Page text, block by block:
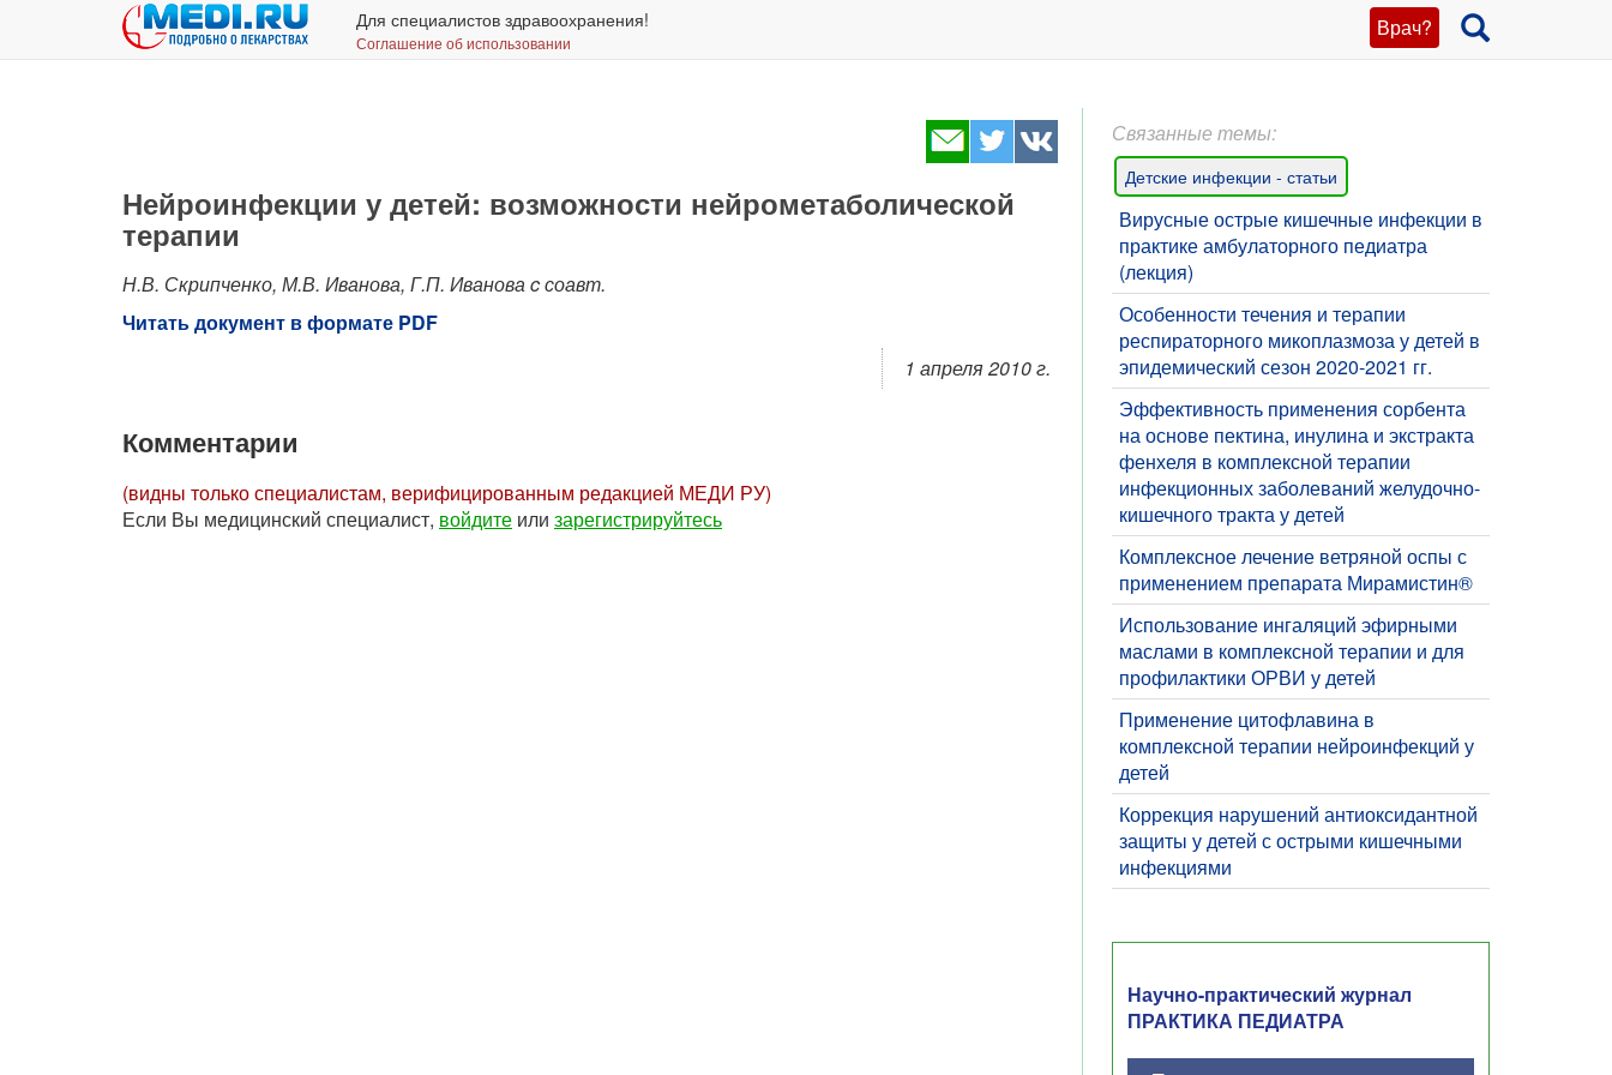
Врач?
Для специалистов здравоохранения!
Соглашение об использовании
Нейроинфекции у детей: возможности нейрометаболической
терапии
Н.В. Скрипченко, М.В. Иванова, Г.П. Иванова c соавт.
Читать документ в формате PDF
1 апреля 2010 г.
Комментарии
(видны только специалистам, верифицированным редакцией МЕДИ РУ)
Если Вы медицинский специалист, войдите или зарегистрируйтесь
Связанные темы:
Детские инфекции - статьи
Вирусные острые кишечные инфекции в
практике амбулаторного педиатра
(лекция)
​Особенности течения и терапии
респираторного микоплазмоза у детей в
эпидемический сезон 2020-2021 гг.
Эффективность применения сорбента
на основе пектина, инулина и экстракта
фенхеля в комплексной терапии
инфекционных заболеваний желудочно-
кишечного тракта у детей
Комплексное лечение ветряной оспы с
применением препарата Мирамистин®
Использование ингаляций эфирными
маслами в комплексной терапии и для
профилактики ОРВИ у детей
Применение цитофлавина в
комплексной терапии нейроинфекций у
детей
Коррекция нарушений антиоксидантной
защиты у детей с острыми кишечными
инфекциями
Научно-практический журнал
ПРАКТИКА ПЕДИАТРА